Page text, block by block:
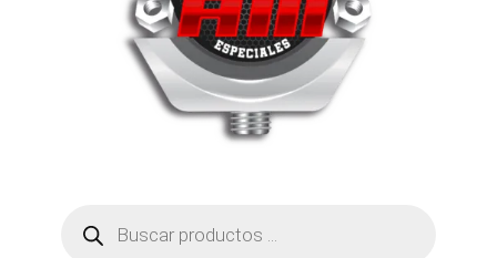
productos